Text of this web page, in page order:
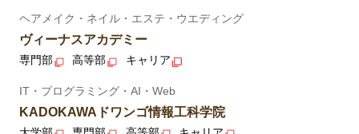
ヘアメイク・ネイル・エステ・ウエディング
ヴィーナスアカデミー
専門部 高等部 キャリア
IT・プログラミング・AI・Web
KADOKAWAドワンゴ情報工科学院